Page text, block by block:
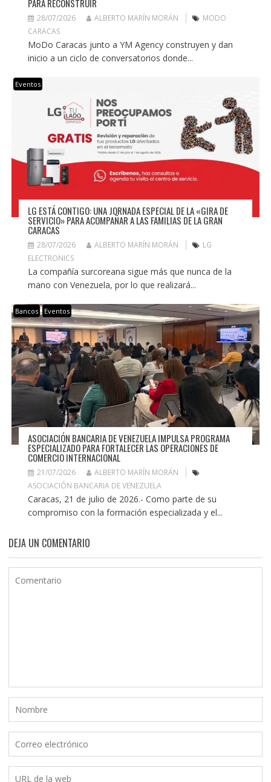
PARA RECONSTRUIR
28/07/2026 ALBERTO MARÍN MORÁN
MODO
CARACAS
MoDo Caracas junto a YM Agency construyen y dan
inicio a un ciclo de conversatorios donde...
Eventos
LG ESTÁ CONTIGO: UNA JORNADA ESPECIAL DE LA «GIRA DE
SERVICIO» PARA ACOMPAÑAR A LAS FAMILIAS DE LA GRAN
CARACAS
28/07/2026 ALBERTO MARÍN MORÁN
LG
ELECTRONICS
La compañía surcoreana sigue más que nunca de la
mano con Venezuela, por lo que realizará...
Bancos Eventos
ASOCIACIÓN BANCARIA DE VENEZUELA IMPULSA PROGRAMA
ESPECIALIZADO PARA FORTALECER LAS OPERACIONES DE
COMERCIO INTERNACIONAL
21/07/2026
ALBERTO MARÍN MORÁN
ASOCIACIÓN BANCARIA DE VENEZUELA
Caracas, 21 de julio de 2026.- Como parte de su
compromiso con la formación especializada y el...
DEJA UN COMENTARIO